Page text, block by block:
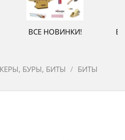
ВСЕ НОВИНКИ!
БУРЫ, БИТЫ БИТЫ